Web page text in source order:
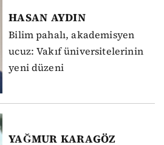
HASAN AYDIN
Bilim pahalı, akademisyen
ucuz: Vakıf üniversitelerinin
yeni düzeni
YAĞMUR KARAGÖZ